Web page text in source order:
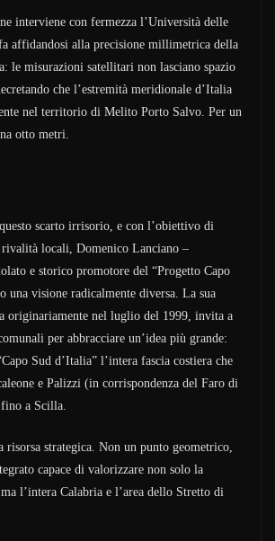
interviene con fermezza l’Università delle
affidandosi alla precisione millimetrica della
le misurazioni satellitari non lasciano spazio
che l’estremità meridionale d’Italia
nel territorio di Melito Porto Salvo. Per un
otto metri.
scarto irrisorio, e con l’obiettivo di
rivalità locali, Domenico Lanciano –
e storico promotore del “Progetto Capo
una visione radicalmente diversa. La sua
originariamente nel luglio del 1999, invita a
per abbracciare un’idea più grande:
Sud d’Italia” l’intera fascia costiera che
e Palizzi (in corrispondenza del Faro di
a Scilla.
risorsa strategica. Non un punto geometrico,
capace di valorizzare non solo la
l’intera Calabria e l’area dello Stretto di